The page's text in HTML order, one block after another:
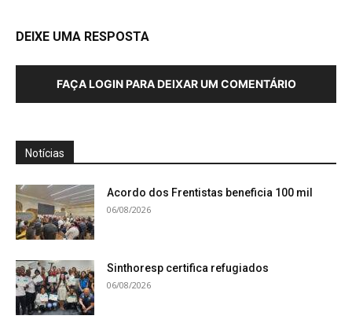
DEIXE UMA RESPOSTA
FAÇA LOGIN PARA DEIXAR UM COMENTÁRIO
Notícias
Acordo dos Frentistas beneficia 100 mil
06/08/2026
Sinthoresp certifica refugiados
06/08/2026